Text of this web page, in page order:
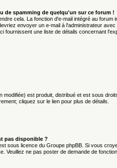
de spamming de quelqu'un sur ce forum !
cela. La fonction d'e-mail intégré au
envoyer un e-mail à l'administrateur
fournissent une liste de détails concernant
modifiée) est produit, distribué et est sous
cliquez sur le lien pour plus de détails.
pas disponible ?
sous licence du Groupe phpBB. Si vous
Veuillez ne pas poster de demande de